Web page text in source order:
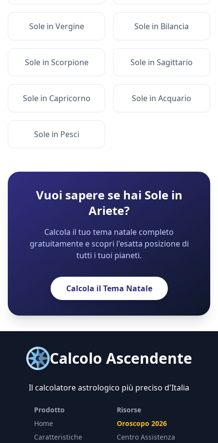
Solein Vergine Sole in Bilancia
Solein Scorpione Sole in Sagittario
Solein Capricorno Sole in Acquario
Solein Pesci
Vuoi sapere se hai Solein
Ariete?
Calcola il tuo tema natale completo
gratuitamente e scopri l'esatta posizione di
tutti i tuoi pianeti.
Calcola il Tema Natale
Calcolo Ascendente
Il calcolatore astrologico più preciso d'Italia
Prodotto
Home
Caratteristiche
Risorse
Oroscopo 2026
Centro Assistenza